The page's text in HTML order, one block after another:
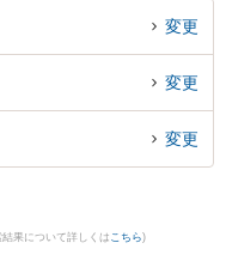
士、虎ノ門法律経済事務所 札
ル解決の実績豊富な近くの弁
法律相談できる札幌市中央区
相談者さんにおすすめです。
変更
変更
変更
結果について詳しくはこちら)